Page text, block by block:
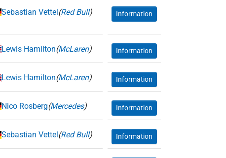
Sebastian Vettel(Red Bull) Information
Lewis Hamilton(McLaren) Information
Lewis Hamilton(McLaren) Information
Nico Rosberg(Mercedes) Information
Sebastian Vettel(Red Bull) Information